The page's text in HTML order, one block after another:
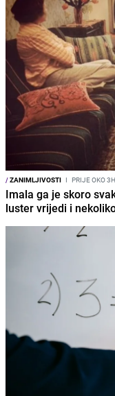
/ZANIMLJIVOSTI I PRIJE OKO 3H
Imala ga je skoro
luster vrijedi i